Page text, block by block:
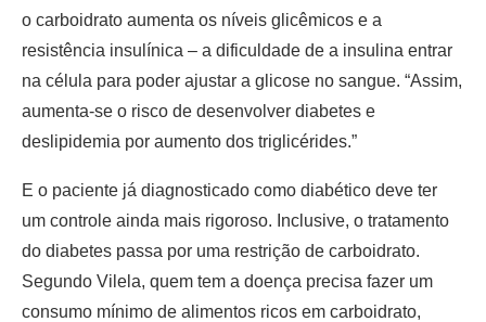
o carboidrato aumenta os níveis glicêmicos e a
resistência insulínica – a dificuldade de a insulina entrar
na célula para poder ajustar a glicose no sangue. “Assim,
aumenta-se o risco de desenvolver diabetes e
deslipidemia por aumento dos triglicérides.”
E o paciente já diagnosticado como diabético deve ter
um controle ainda mais rigoroso. Inclusive, o tratamento
do diabetes passa por uma restrição de carboidrato.
Segundo Vilela, quem tem a doença precisa fazer um
consumo mínimo de alimentos ricos em carboidrato,